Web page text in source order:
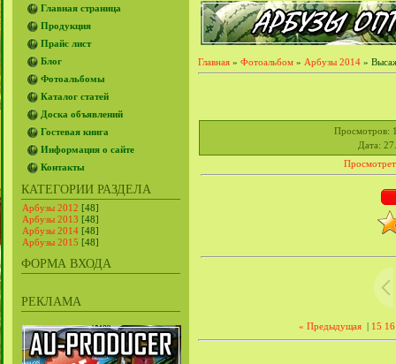
Главная страница
Продукция
Прайс лист
Блог
Фотоальбомы
Каталог статей
Доска объявлений
Гостевая книга
Информация о сайте
Контакты
КАТЕГОРИИ РАЗДЕЛА
Арбузы 2012 [48]
Арбузы 2013 [48]
Арбузы 2014 [48]
Арбузы 2015 [48]
ФОРМА ВХОДА
РЕКЛАМА
Главная » Фотоальбом » Арбузы 2014 »
Просмотров:
Дата:
« Предыдущая | 15 16